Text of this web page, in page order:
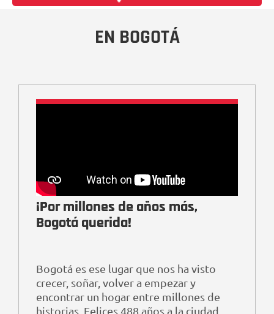
EN BOGOTÁ
¡Por millones de años más,
Bogotá querida!
Bogotá es ese lugar que nos ha visto
crecer, soñar, volver a empezar y
encontrar un hogar entre millones de
historias. Felices 488 años a la ciudad